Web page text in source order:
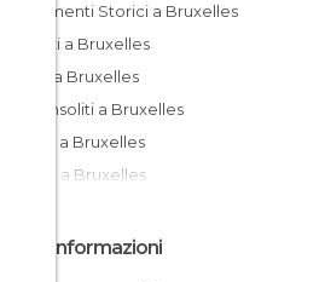
Monumenti Storici a Bruxelles
Negozi a Bruxelles
Musei a Bruxelles
Posti insoliti a Bruxelles
Piazze a Bruxelles
Statue a Bruxelles
Altre Informazioni